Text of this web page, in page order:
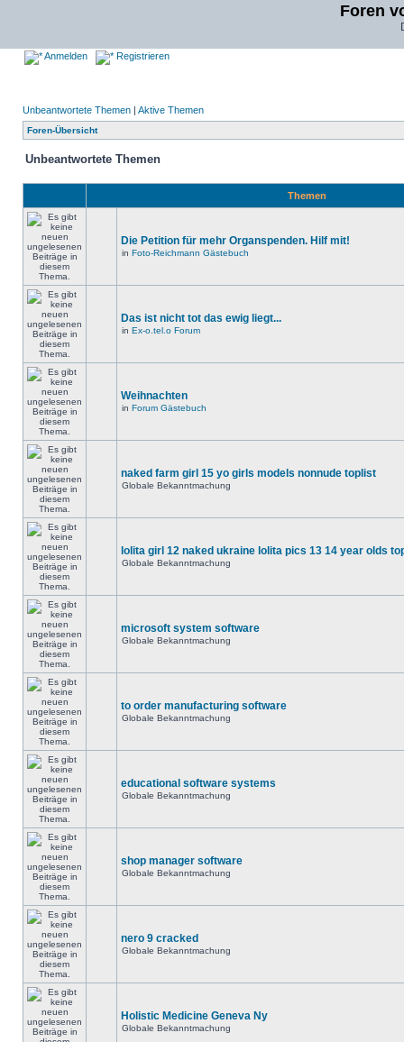
Foren
Anmelden Registrieren
Unbeantwortete Themen | Aktive Themen
Foren-Übersicht
Unbeantwortete Themen
Themen
Die Petition für mehr Organspenden. Hilf mit!
in Foto-Reichmann Gästebuch
Das ist nicht tot das ewig liegt...
in Ex-o.tel.o Forum
Weihnachten
in Forum Gästebuch
naked farm girl 15 yo girls models nonnude toplist
Globale Bekanntmachung
lolita girl 12 naked ukraine lolita pics 13 14 year olds
Globale Bekanntmachung
microsoft system software
Globale Bekanntmachung
to order manufacturing software
Globale Bekanntmachung
educational software systems
Globale Bekanntmachung
shop manager software
Globale Bekanntmachung
nero 9 cracked
Globale Bekanntmachung
Holistic Medicine Geneva Ny
Globale Bekanntmachung